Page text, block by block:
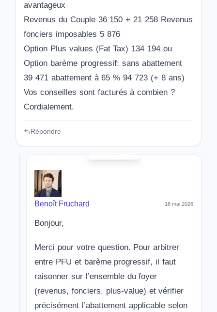
avantageux
Revenus du Couple 36 150 + 21 258 Revenus
fonciers imposables 5 876
Option Plus values (Fat Tax) 134 194 ou
Option barème progressif: sans abattement
39 471 abattement à 65 % 94 723 (+ 8 ans)
Vos conseilles sont facturés à combien ?
Cordialement.
Répondre
Benoît Fruchard 18 mai 2026
Bonjour,
Merci pour votre question. Pour arbitrer
entre PFU et barème progressif, il faut
raisonner sur l’ensemble du foyer
(revenus, fonciers, plus-value) et vérifier
précisément l’abattement applicable selon